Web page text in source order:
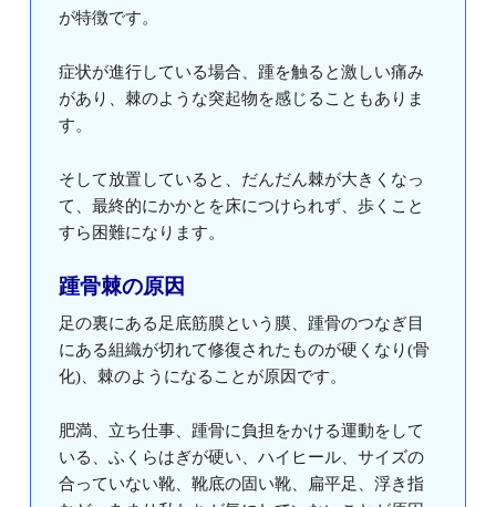
が特徴です。
症状が進行している場合、踵を触ると激しい痛み
があり、棘のような突起物を感じることもありま
す。
そして放置していると、だんだん棘が大きくなっ
て、最終的にかかとを床につけられず、歩くこと
すら困難になります。
踵骨棘の原因
足の裏にある足底筋膜という膜、踵骨のつなぎ目
にある組織が切れて修復されたものが硬くなり(骨
化)、棘のようになることが原因です。
肥満、立ち仕事、踵骨に負担をかける運動をして
いる、ふくらはぎが硬い、ハイヒール、サイズの
合っていない靴、靴底の固い靴、扁平足、浮き指